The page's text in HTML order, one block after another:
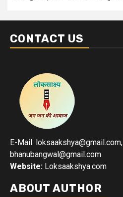
CONTACT US
E-Mail: loksaakshya@gmail.com,
bhanubangwal@gmail.com
Website: Loksaakshya.com
ABOUT AUTHOR